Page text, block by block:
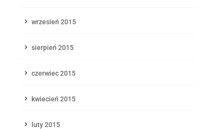
wrzesień 2015
sierpień 2015
czerwiec 2015
kwiecień 2015
luty 2015